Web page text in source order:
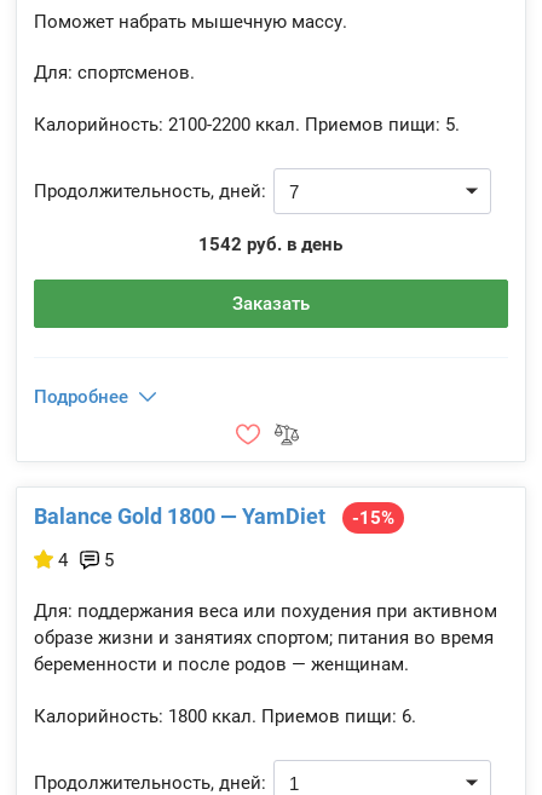
Поможет набрать мышечную массу.
Для: спортсменов.
Калорийность: 2100-2200 ккал. Приемов пищи: 5.
Продолжительность, дней:
1542 руб. в день
Заказать
Подробнее
Balance Gold 1800 — YamDiet
-15%
4
5
Для: поддержания веса или похудения при активном
образе жизни и занятиях спортом; питания во время
беременности и после родов — женщинам.
Калорийность: 1800 ккал. Приемов пищи: 6.
Продолжительность, дней: